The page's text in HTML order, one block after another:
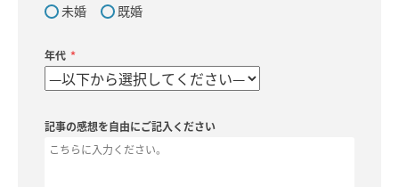
未婚 既婚
年代
記事の感想を自由にご記入ください